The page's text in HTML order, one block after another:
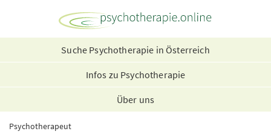
Suche Psychotherapie in Österreich
Infos zu Psychotherapie
Über uns
Psychotherapeut